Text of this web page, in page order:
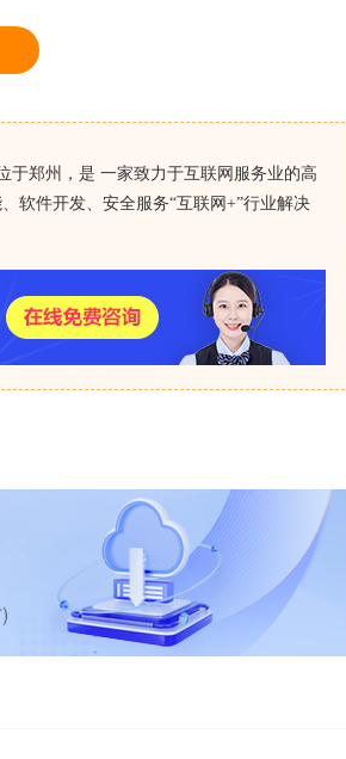
云服务中心，提供百度云官网的所有产
以点击我们的在线商桥，我们的专业人
于郑州，是 一家致力于互联网服务业的高
软件开发、安全服务“互联网+”行业解决